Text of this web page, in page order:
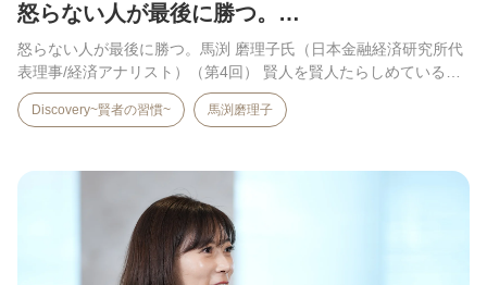
怒らない人が最後に勝つ。…
怒らない人が最後に勝つ。馬渕 磨理子氏（日本金融経済研究所代
表理事/経済アナリスト）（第4回） 賢人を賢人たらしめている…
Discovery~賢者の習慣~ 馬渕磨理子